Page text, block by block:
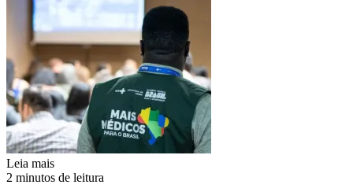
Leia mais
2 minutos de leitura